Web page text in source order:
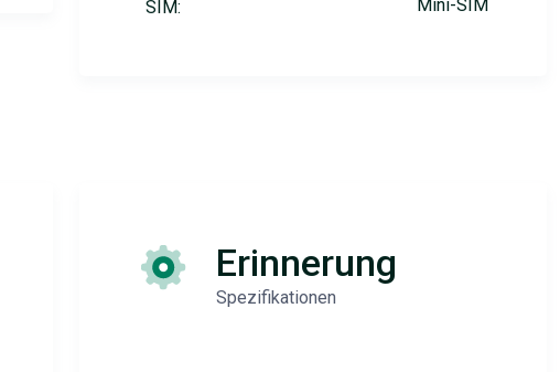
SIM: Mini-SIM
Erinnerung
Spezifikationen